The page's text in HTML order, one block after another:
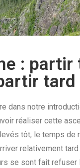
: partir
tard
dans notre
réaliser cette
tôt, le temps de
relativement tard
se sont fait refuser